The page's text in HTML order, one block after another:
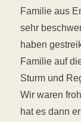
Familie aus
sehr
haben
Familie auf
Sturm und
Wir waren
hat es dann